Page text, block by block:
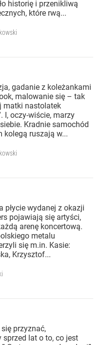
historię i przenikliwą
które rwą...
gadanie z koleżankami
malowanie się – tak
matki nastolatek
I, oczy-wiście, marzy
Kradnie samochód
kolegą ruszają w...
płycie wydanej z okazji
pojawiają się artyści,
arenę koncertową.
metalu
się m.in. Kasie:
Krzysztof...
przyznać,
lat o to, co jest